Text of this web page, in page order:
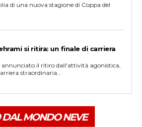
di una nuova stagione di Coppa del
si ritira: un finale di carriera
il ritiro dall'attività agonistica,
straordinaria...
DAL MONDO NEVE